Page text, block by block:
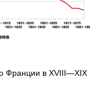
Франции в XVIII—XIX